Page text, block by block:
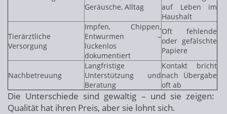
Geräusche, Alltag
auf Leben im
Haushalt
Tierärztliche
Versorgung
Impfen, Chippen,
Entwurmen –
lückenlos
dokumentiert
Oft fehlende
oder gefälschte
Papiere
Nachbetreuung
Langfristige
Unterstützung und
Beratung
Kontakt bricht
nach Übergabe
oft ab
Die Unterschiede sind gewaltig – und sie zeigen:
Qualität hat ihren Preis, aber sie lohnt sich.